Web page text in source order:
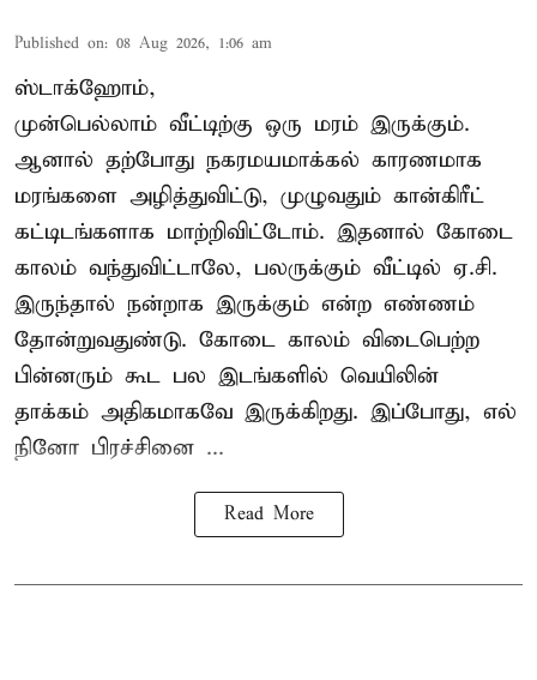
Published on: 08 Aug 2026, 1:06 am
ஸ்டாக்ஹோம்,
முன்பெல்லாம் வீட்டிற்கு ஒரு மரம் இருக்கும்.
ஆனால் தற்போது நகரமயமாக்கல் காரணமாக
மரங்களை அழித்துவிட்டு, முழுவதும் கான்கிரீட்
கட்டிடங்களாக மாற்றிவிட்டோம். இதனால் கோடை
காலம் வந்துவிட்டாலே, பலருக்கும் வீட்டில் ஏ.சி.
இருந்தால் நன்றாக இருக்கும் என்ற எண்ணம்
தோன்றுவதுண்டு. கோடை காலம் விடைபெற்ற
பின்னரும் கூட பல இடங்களில் வெயிலின்
தாக்கம் அதிகமாகவே இருக்கிறது. இப்போது, எல்
நினோ பிரச்சினை ...
Read More